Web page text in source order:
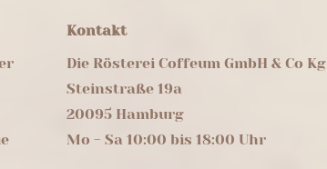
Kontakt
Die Rösterei Coffeum GmbH & Co Kg
Steinstraße 19a
20095 Hamburg
Mo - Sa 10:00 bis 18:00 Uhr